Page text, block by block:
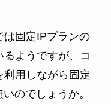
は固定IPプランの
ようですが、コ
利用しながら固定
のでしょうか。